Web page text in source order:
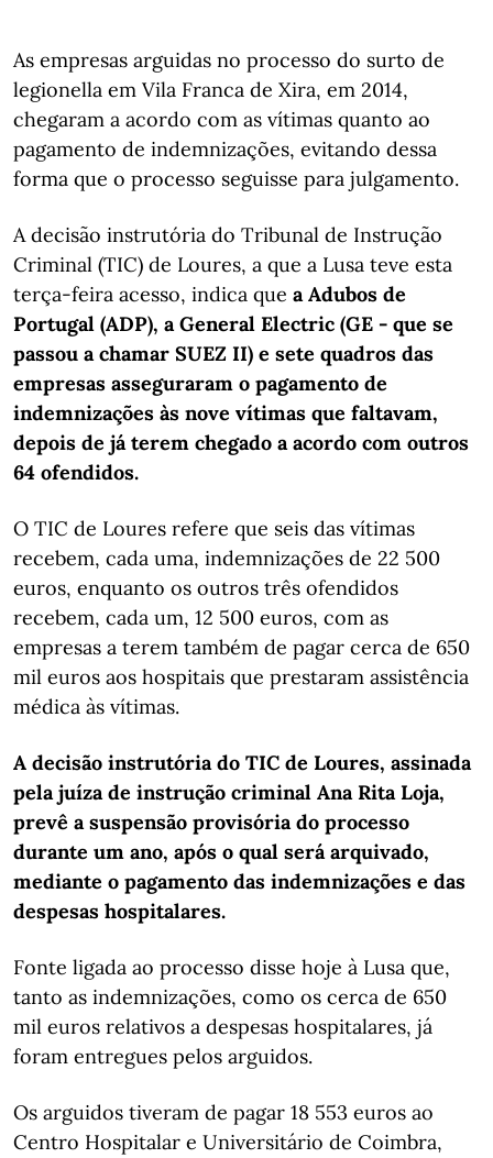
As empresas arguidas no processo do surto de
legionella em Vila Franca de Xira, em 2014,
chegaram a acordo com as vítimas quanto ao
pagamento de indemnizações, evitando dessa
forma que o processo seguisse para julgamento.
A decisão instrutória do Tribunal de Instrução
Criminal (TIC) de Loures, a que a Lusa teve esta
terça-feira acesso, indica que a Adubos de
Portugal (ADP), a General Electric (GE - que se
passou a chamar SUEZ II) e sete quadros das
empresas asseguraram o pagamento de
indemnizações às nove vítimas que faltavam,
depois de já terem chegado a acordo com outros
64 ofendidos.
O TIC de Loures refere que seis das vítimas
recebem, cada uma, indemnizações de 22 500
euros, enquanto os outros três ofendidos
recebem, cada um, 12 500 euros, com as
empresas a terem também de pagar cerca de 650
mil euros aos hospitais que prestaram assistência
médica às vítimas.
A decisão instrutória do TIC de Loures, assinada
pela juíza de instrução criminal Ana Rita Loja,
prevê a suspensão provisória do processo
durante um ano, após o qual será arquivado,
mediante o pagamento das indemnizações e das
despesas hospitalares.
Fonte ligada ao processo disse hoje à Lusa que,
tanto as indemnizações, como os cerca de 650
mil euros relativos a despesas hospitalares, já
foram entregues pelos arguidos.
Os arguidos tiveram de pagar 18 553 euros ao
Centro Hospitalar e Universitário de Coimbra,